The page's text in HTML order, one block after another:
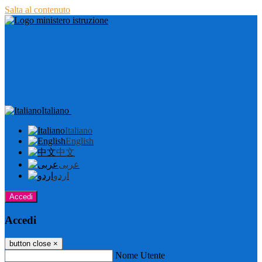
Salta al contenuto
Italiano
Italiano
English
中文
عربى
اردو
Accedi
Accedi
button close ×
Nome Utente